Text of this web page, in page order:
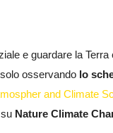
e guardare la Terra
osservando lo
and Climate
Nature Climate